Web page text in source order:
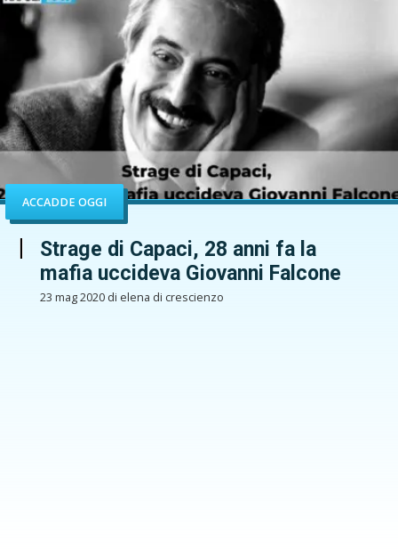
ACCADDE OGGI
Strage di Capaci, 28 anni fa la
mafia uccideva Giovanni Falcone
23 mag 2020 di elena di crescienzo